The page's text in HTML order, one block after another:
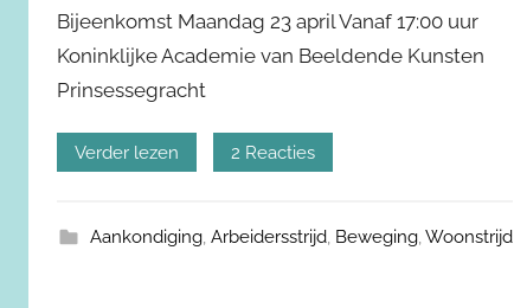
Bijeenkomst Maandag 23 april Vanaf 17:00 uur
Koninklijke Academie van Beeldende Kunsten
Prinsessegracht
Verder lezen 2 Reacties
Aankondiging, Arbeidersstrijd, Beweging,Woonstrijd